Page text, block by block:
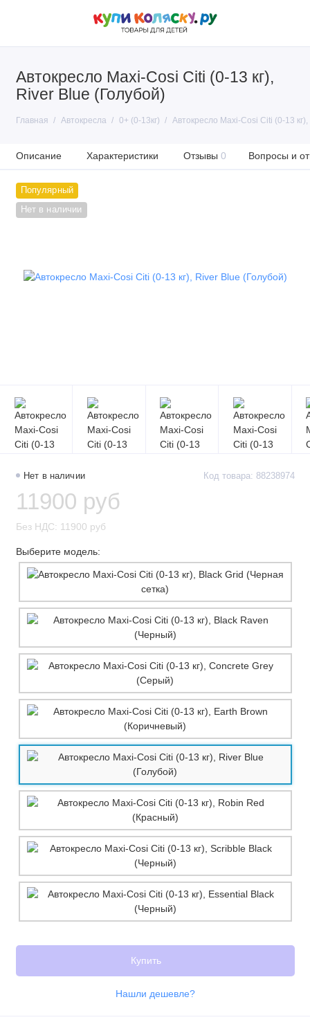
Автокресло Maxi-Cosi Citi (0-13 кг),
River Blue (Голубой)
Главная Автокресла 0+ (0-13кг) Автокресло Maxi-Cosi Citi (0-13
Описание Характеристики Отзывы 0 Вопросы и
Популярный
Нет в наличии
Нет в наличии Код товара: 88238974
11900 руб
Без НДС: 11900 руб
Выберите модель:
Купить
Нашли дешевле?